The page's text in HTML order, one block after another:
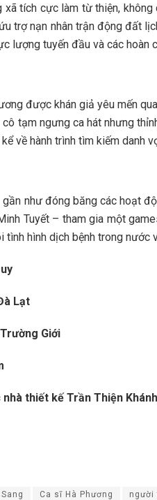
xã tích cực làm từ thiện,
trợ nạn nhân trận động đất
lượng tuyến đầu và các hoàn
được khán giả yêu mến
tạm ngưng ca hát nhưng
về hành trình tìm kiếm danh
gần như đóng băng các hoạt
Tuyết – tham gia một
tình hình dịch bệnh trong nước
Lạt
Giới
thiết kế Trần Thiện Khánh
Ca sĩ Hà Phương người